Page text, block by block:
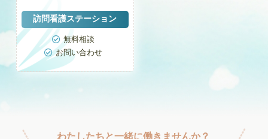
訪問看護ステーション
 無料相談
 お問い合わせ
わたしたちと一緒に働きませんか？